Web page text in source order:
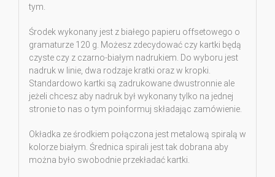
tym.
Środek wykonany jest z białego papieru offsetowego o
gramaturze 120 g. Możesz zdecydować czy kartki będą
czyste czy z czarno-białym nadrukiem. Do wyboru jest
nadruk w linie, dwa rodzaje kratki oraz w kropki.
Standardowo kartki są zadrukowane dwustronnie ale
jeżeli chcesz aby nadruk był wykonany tylko na jednej
stronie to nas o tym poinformuj składając zamówienie.
Okładka ze środkiem połączona jest metalową spiralą w
kolorze białym. Średnica spirali jest tak dobrana aby
można było swobodnie przekładać kartki.